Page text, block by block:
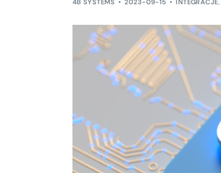
4B SYSTEMS 2023-09-15 INTEGRACJE,